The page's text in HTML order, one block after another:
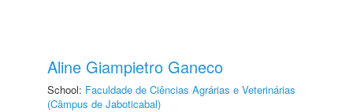
Aline Giampietro Ganeco
School: Faculdade de Ciências Agrárias e Veterinárias
(Câmpus de Jaboticabal)